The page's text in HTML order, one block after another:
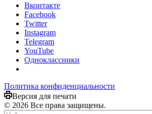
Вконтакте
Facebook
Twitter
Instagram
Telegram
YouTube
Одноклассники
Политика конфиденциальности
Версия для печати
© 2026 Все права защищены.